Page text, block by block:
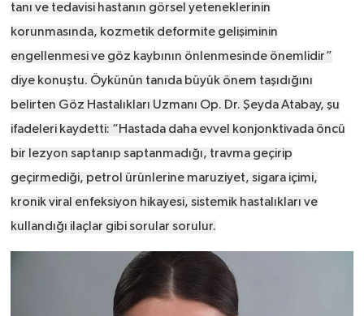
tanı ve tedavisi hastanın görsel yeteneklerinin
korunmasında, kozmetik deformite gelişiminin
engellenmesi ve göz kaybının önlenmesinde önemlidir”
diye konuştu. Öykünün tanıda büyük önem taşıdığını
belirten Göz Hastalıkları Uzmanı Op. Dr. Şeyda Atabay, şu
ifadeleri kaydetti: “Hastada daha evvel konjonktivada öncü
bir lezyon saptanıp saptanmadığı, travma geçirip
geçirmediği, petrol ürünlerine maruziyet, sigara içimi,
kronik viral enfeksiyon hikayesi, sistemik hastalıkları ve
kullandığı ilaçlar gibi sorular sorulur.